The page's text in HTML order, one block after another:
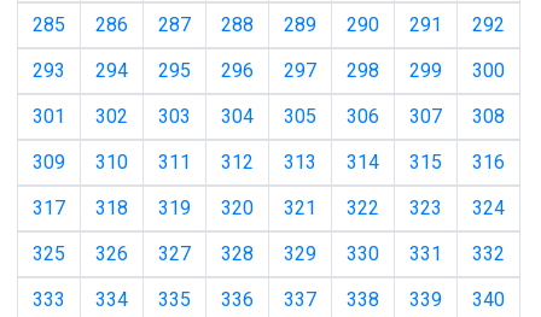
285
286 287 288 289 290 291
292
293
294 295 296 297 298 299
300
301
302 303 304 305 306 307
308
309
310 311 312 313 314 315
316
317
318 319 320 321 322 323
324
325
326 327 328 329 330 331
332
333
334 335 336 337 338 339
340